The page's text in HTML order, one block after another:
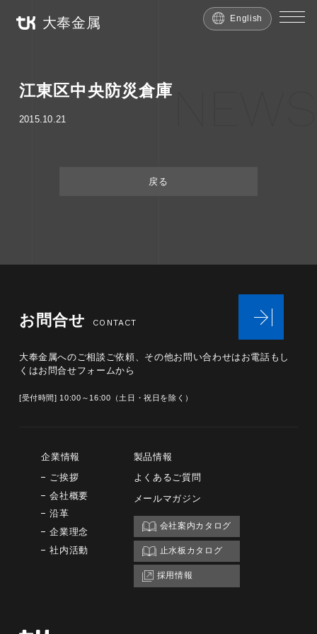
大奉金属 English
江東区中央防災倉庫
2015.10.21
戻る
お問合せ CONTACT
大奉金属へのご相談ご依頼、その他お問い合わせは お電話もし
くはお問合せフォームから
[受付時間] 10:00～16:00（土日・祝日を除く）
企業情報
ご挨拶
会社概要
沿革
企業理念
社内活動
製品情報
よくあるご質問
メールマガジン
会社案内カタログ
止水板カタログ
採用情報